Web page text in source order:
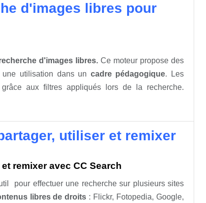
d'images libres pour
d'images libres.Ce moteur propose des
une utilisation dans un cadre pédagogique. Les
aux filtres appliqués lors de la recherche.
utiliser et remixer
remixer avec CC Search
pour effectuer une recherche sur plusieurs sites
libres de droits : Flickr, Fotopedia, Google,